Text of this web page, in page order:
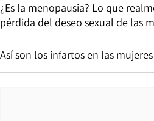
¿Es la menopausia? Lo que
pérdida del deseo sexual de las
Así son los infartos en las mujeres